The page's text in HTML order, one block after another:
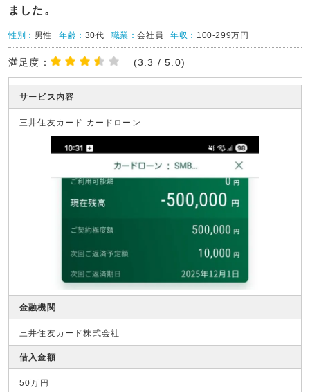
ました。
性別： 男性 年齢： 30代 職業：会社員 年収： 100-299万円
満足度： (3.3 / 5.0)
サービス内容
三井住友カード カードローン
金融機関
三井住友カード株式会社
借入金額
50万円